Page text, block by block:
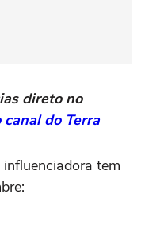
direto no
do Terra
tem